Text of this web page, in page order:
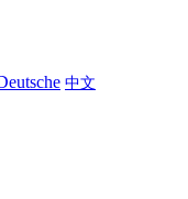
中文